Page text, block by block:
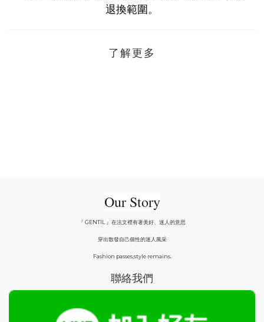
退換範圍 。
了解更多
Our Story
『 GENTIL 』在法文裡有著美好、迷人的意思
穿出散發自己個性的迷人風采
Fashion passes,style remains.
聯絡我們